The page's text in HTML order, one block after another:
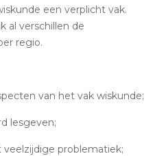
een verplicht vak.
al verschillen de
regio.
van het vak wiskunde;
lesgeven;
problematiek;